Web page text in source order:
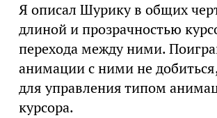
Я описал Шурику в общих
длиной и прозрачностью
перехода между ними.
анимации с ними не
для управления типом
курсора.